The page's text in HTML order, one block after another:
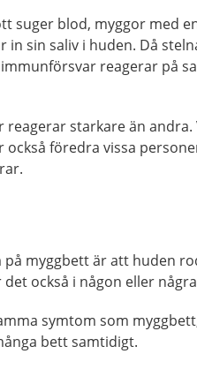
suger blod, myggor med
in sin saliv i huden. Då
reagerar på
reagerar starkare än
också föredra vissa
på myggbett är att huden
också i någon eller
symtom som
bett samtidigt.